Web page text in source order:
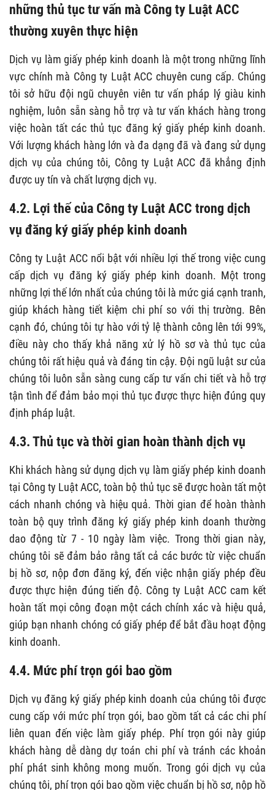
những thủ tục tư vấn mà Công ty Luật ACC
thường xuyên thực hiện
Dịch vụ làm giấy phép kinh doanh là một trong những lĩnh
vực chính mà Công ty Luật ACC chuyên cung cấp. Chúng
tôi sở hữu đội ngũ chuyên viên tư vấn pháp lý giàu kinh
nghiệm, luôn sẵn sàng hỗ trợ và tư vấn khách hàng trong
việc hoàn tất các thủ tục đăng ký giấy phép kinh doanh.
Với lượng khách hàng lớn và đa dạng đã và đang sử dụng
dịch vụ của chúng tôi, Công ty Luật ACC đã khẳng định
được uy tín và chất lượng dịch vụ.
4.2. Lợi thế của Công ty Luật ACC trong dịch
vụ đăng ký giấy phép kinh doanh
Công ty Luật ACC nổi bật với nhiều lợi thế trong việc cung
cấp dịch vụ đăng ký giấy phép kinh doanh. Một trong
những lợi thế lớn nhất của chúng tôi là mức giá cạnh tranh,
giúp khách hàng tiết kiệm chi phí so với thị trường. Bên
cạnh đó, chúng tôi tự hào với tỷ lệ thành công lên tới 99%,
điều này cho thấy khả năng xử lý hồ sơ và thủ tục của
chúng tôi rất hiệu quả và đáng tin cậy. Đội ngũ luật sư của
chúng tôi luôn sẵn sàng cung cấp tư vấn chi tiết và hỗ trợ
tận tình để đảm bảo mọi thủ tục được thực hiện đúng quy
định pháp luật.
4.3. Thủ tục và thời gian hoàn thành dịch vụ
Khi khách hàng sử dụng dịch vụ làm giấy phép kinh doanh
tại Công ty Luật ACC, toàn bộ thủ tục sẽ được hoàn tất một
cách nhanh chóng và hiệu quả. Thời gian để hoàn thành
toàn bộ quy trình đăng ký giấy phép kinh doanh thường
dao động từ 7 - 10 ngày làm việc. Trong thời gian này,
chúng tôi sẽ đảm bảo rằng tất cả các bước từ việc chuẩn
bị hồ sơ, nộp đơn đăng ký, đến việc nhận giấy phép đều
được thực hiện đúng tiến độ. Công ty Luật ACC cam kết
hoàn tất mọi công đoạn một cách chính xác và hiệu quả,
giúp bạn nhanh chóng có giấy phép để bắt đầu hoạt động
kinh doanh.
4.4. Mức phí trọn gói bao gồm
Dịch vụ đăng ký giấy phép kinh doanh của chúng tôi được
cung cấp với mức phí trọn gói, bao gồm tất cả các chi phí
liên quan đến việc làm giấy phép. Phí trọn gói này giúp
khách hàng dễ dàng dự toán chi phí và tránh các khoản
phí phát sinh không mong muốn. Trong gói dịch vụ của
chúng tôi, phí trọn gói bao gồm việc chuẩn bị hồ sơ, nộp hồ